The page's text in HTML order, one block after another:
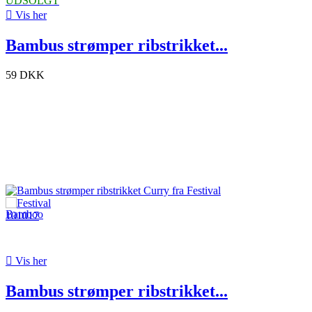
 Vis her
Bambus strømper ribstrikket...
59 DKK
 Vis her
Bambus strømper ribstrikket...